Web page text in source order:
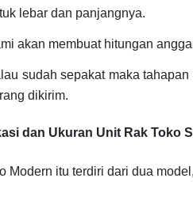
lebar dan panjangnya.
akan membuat hitungan
sudah sepakat maka
dikirim.
dan Ukuran Unit Rak Toko
Modern itu terdiri dari dua